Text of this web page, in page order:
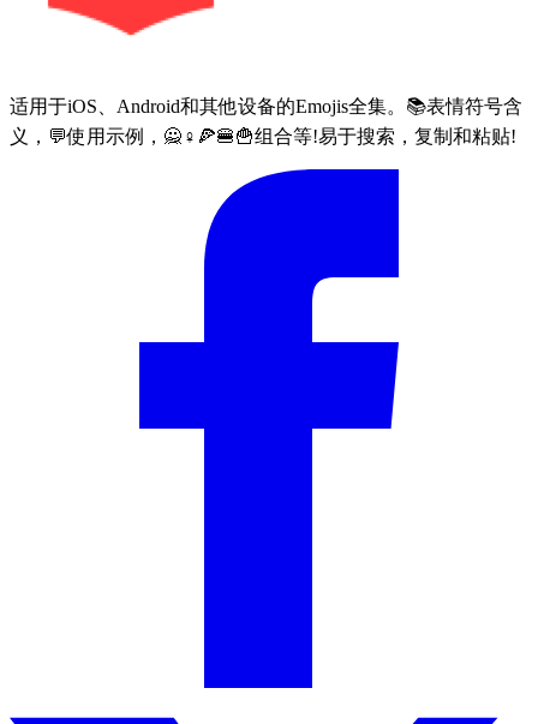
适用于iOS、Android和其他设备的Emojis全集。📚表情符号含
义，💬使用示例，🙅♀🍕🍔🍟组合等!易于搜索，复制和粘贴!